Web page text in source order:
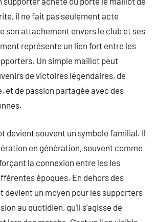
il ne fait pas seulement acte
son attachement envers le club et ses
représente un lien fort entre les
Un simple maillot peut
de victoires légendaires, de
et de passion partagée avec des
devient souvent un symbole familial. Il
en génération, souvent comme
la connexion entre les les
époques. En dehors des
devient un moyen pour les supporters
au quotidien, qu’il s’agisse de